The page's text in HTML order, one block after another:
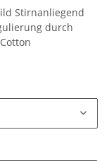
Stirnanliegend
durch